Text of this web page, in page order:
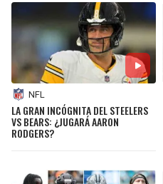
NFL
LA GRAN INCÓGNITA DEL STEELERS
VS BEARS: ¿JUGARÁ AARON
RODGERS?